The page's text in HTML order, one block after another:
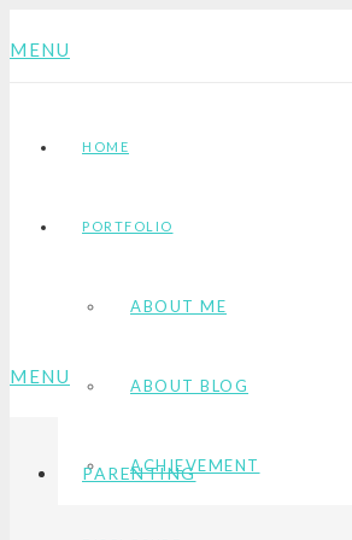
MENU
HOME
PORTFOLIO
ABOUT ME
ABOUT BLOG
ACHIEVEMENT
MENU
PARENTING